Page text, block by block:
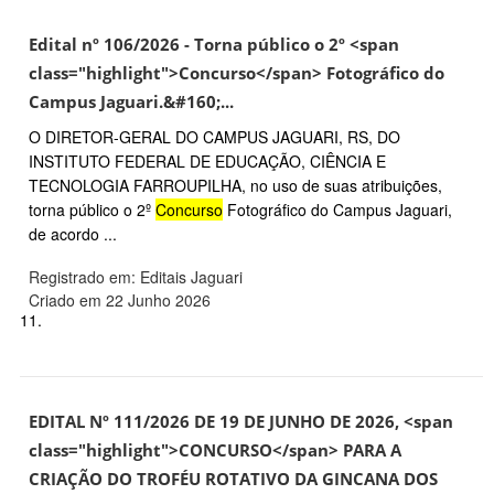
Edital nº 106/2026 - Torna público o 2º <span
class="highlight">Concurso</span> Fotográfico do
Campus Jaguari.&#160;...
O DIRETOR-GERAL DO CAMPUS JAGUARI, RS, DO
INSTITUTO FEDERAL DE EDUCAÇÃO, CIÊNCIA E
TECNOLOGIA FARROUPILHA, no uso de suas atribuições,
torna público o 2º Concurso Fotográfico do Campus Jaguari,
de acordo ...
Registrado em: Editais Jaguari
Criado em 22 Junho 2026
11.
EDITAL Nº 111/2026 DE 19 DE JUNHO DE 2026, <span
class="highlight">CONCURSO</span> PARA A
CRIAÇÃO DO TROFÉU ROTATIVO DA GINCANA DOS